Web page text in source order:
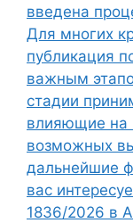
введена
Для многих
публикация
важным
стадии
влияющие на
возможных
дальнейшие
вас
1836/2026 в